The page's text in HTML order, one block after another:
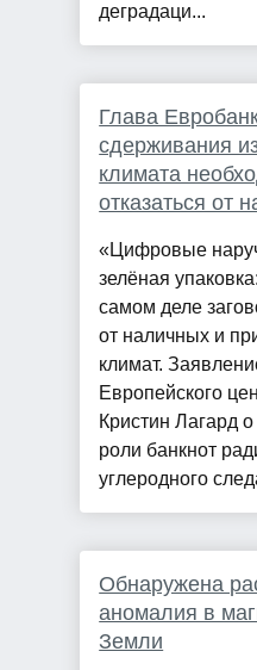
деградаци...
Глава
сдерживания
климата
отказаться от
«Цифровые
зелёная
самом деле
от наличных и
климат.
Европейского
Кристин Лагард
роли банкнот
углеродного
Обнаружена
аномалия в
Земли